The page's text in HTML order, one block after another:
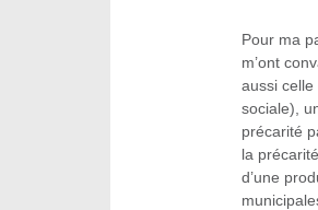
Pour ma
m’ont
aussi
sociale),
précarité
la
d’une